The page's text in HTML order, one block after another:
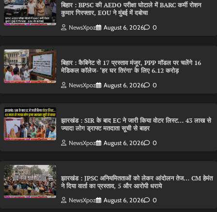
बिहार : BPSC की AEDO परीक्षा घोटाले में BARC कर्मी रोशन
कुमार गिरफ्तार, EOU ने मुंबई में दबोचा
NewsXpoz August 6, 2026 0
बिहार : कैबिनेट से 17 प्रस्ताव मंजूर, PPP मॉडल पर चलेंगे 16
मेडिकल कॉलेज- ‘हर घर तिरंगा’ के लिए 6.12 करोड़
NewsXpoz August 6, 2026 0
झारखंड : SIR के बाद EC ने जारी किया वोटर लिस्ट… 43 लाख से
ज्यादा लोग ड्राफ्ट मतदाता सूची से बाहर
NewsXpoz August 6, 2026 0
झारखंड : JPSC अनियमितताओं को लेकर आंदोलन तेज… CM हेमंत
ने दिया वार्ता का प्रस्ताव, 5 और आरोपी धराये
NewsXpoz August 6, 2026 0